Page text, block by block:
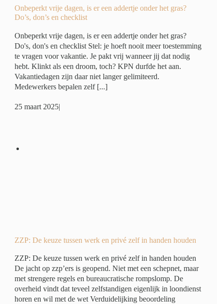
Onbeperkt vrije dagen, is er een addertje onder het gras?
Do’s, don’s en checklist
Onbeperkt vrije dagen, is er een addertje onder het gras?
Do's, don's en checklist Stel: je hoeft nooit meer toestemming
te vragen voor vakantie. Je pakt vrij wanneer jij dat nodig
hebt. Klinkt als een droom, toch? KPN durfde het aan.
Vakantiedagen zijn daar niet langer gelimiteerd.
Medewerkers bepalen zelf [...]
25 maart 2025|
ZZP: De keuze tussen werk en privé zelf in handen houden
ZZP: De keuze tussen werk en privé zelf in handen houden
De jacht op zzp’ers is geopend. Niet met een schepnet, maar
met strengere regels en bureaucratische rompslomp. De
overheid vindt dat teveel zelfstandigen eigenlijk in loondienst
horen en wil met de wet Verduidelijking beoordeling